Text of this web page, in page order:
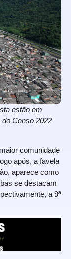
estão em
Censo 2022
comunidade
após, a favela
aparece como
se destacam
a 9ª